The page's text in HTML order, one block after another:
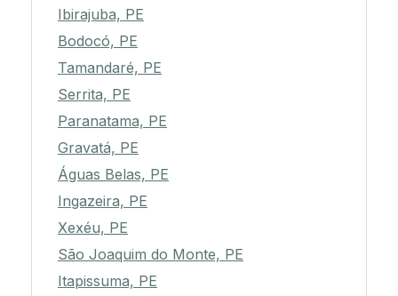
Ibirajuba, PE
Bodocó, PE
Tamandaré, PE
Serrita, PE
Paranatama, PE
Gravatá, PE
Águas Belas, PE
Ingazeira, PE
Xexéu, PE
São Joaquim do Monte, PE
Itapissuma, PE